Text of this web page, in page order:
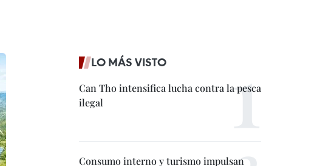
LO MÁS VISTO
Can Tho intensifica lucha contra la pesca
ilegal
Consumo interno y turismo impulsan